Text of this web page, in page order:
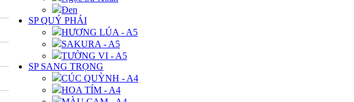
Đen
SP QUÝ PHÁI
HƯƠNG LÚA - A5
SAKURA - A5
TƯỜNG VI - A5
SP SANG TRỌNG
CÚC QUỲNH - A4
HOA TÍM - A4